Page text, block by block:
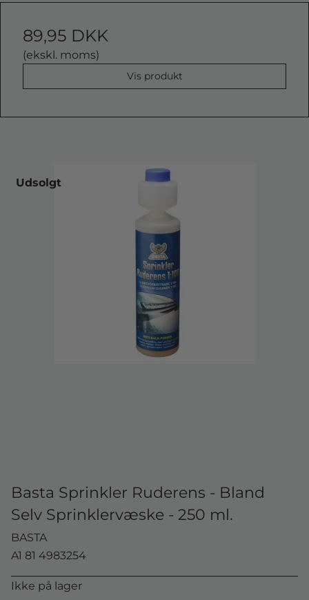
89,95 DKK
(ekskl. moms)
Vis produkt
Udsolgt
Basta Sprinkler Ruderens - Bland
Selv Sprinklervæske - 250 ml.
BASTA
A1 81 4983254
Ikke på lager